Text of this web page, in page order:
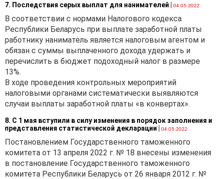
недвижимость по
указанным капитальным
строениям (зданиям,
сооружениям), их частям и у
указанных организаций
прекращается с 1-го числа
следующего за кварталом,
в котором имела место
утрата организациями
на недвижимость (п. 5
Плательщиками-
организациями, на которых
распространяются
7. Последствия серых выплат для нанимателей 04.05.2022
В соответствии с нормами Налогового кодекса
Республики Беларусь при выплате заработной платы
работнику наниматель является налоговым агентом и
обязан с суммы выплаченного дохода удержать и
перечислить в бюджет подоходный налог в размере
13%.
В ходе проведения контрольных мероприятий
налоговыми органами систематически выявляются
случаи выплаты заработной платы «в конвертах».
8. С 1 мая вступили в силу изменения в порядок заполнения и
представления статистической декларации
04.05.2022
Постановлением Государственного таможенного
комитета от 13 апреля 2022 г. № 18 внесены изменения
в постановление Государственного таможенного
комитета Республики Беларусь от 26 января 2012 г. №